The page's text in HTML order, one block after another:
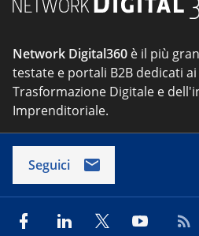
Network Digital360 è il più
testate e portali B2B dedicati
Trasformazione Digitale e
Imprenditoriale.
Seguici